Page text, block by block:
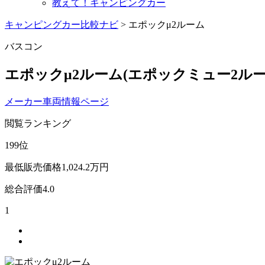
教えて！キャンピングカー
キャンピングカー比較ナビ > エポックμ2ルーム
バスコン
エポックμ2ルーム(エポックミュー2ル
メーカー車両情報ページ
閲覧ランキング
199位
最低販売価格1,024.2万円
総合評価4.0
1